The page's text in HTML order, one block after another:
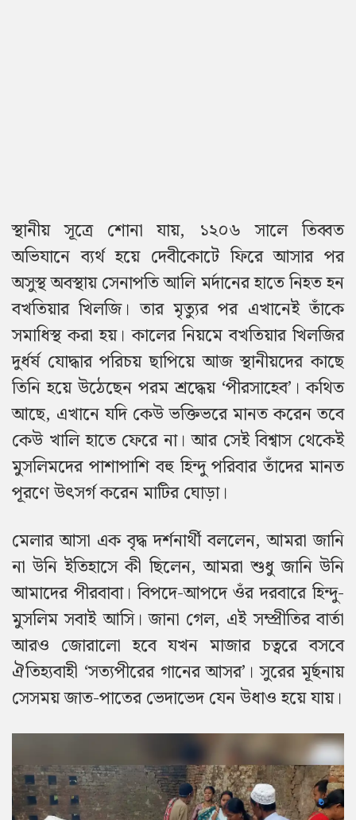
স্থানীয় সূত্রে শোনা যায়, ১২০৬ সালে তিব্বত
অভিযানে ব্যর্থ হয়ে দেবীকোটে ফিরে আসার পর
অসুস্থ অবস্থায় সেনাপতি আলি মর্দানের হাতে নিহত হন
বখতিয়ার খিলজি। তার মৃত্যুর পর এখানেই তাঁকে
সমাধিস্থ করা হয়। কালের নিয়মে বখতিয়ার খিলজির
দুর্ধর্ষ যোদ্ধার পরিচয় ছাপিয়ে আজ স্থানীয়দের কাছে
তিনি হয়ে উঠেছেন পরম শ্রদ্ধেয় ‘পীরসাহেব’। কথিত
আছে, এখানে যদি কেউ ভক্তিভরে মানত করেন তবে
কেউ খালি হাতে ফেরে না। আর সেই বিশ্বাস থেকেই
মুসলিমদের পাশাপাশি বহু হিন্দু পরিবার তাঁদের মানত
পূরণে উৎসর্গ করেন মাটির ঘোড়া।
মেলার আসা এক বৃদ্ধ দর্শনার্থী বললেন, আমরা জানি
না উনি ইতিহাসে কী ছিলেন, আমরা শুধু জানি উনি
আমাদের পীরবাবা। বিপদে-আপদে ওঁর দরবারে হিন্দু-
মুসলিম সবাই আসি। জানা গেল, এই সম্প্রীতির বার্তা
আরও জোরালো হবে যখন মাজার চত্বরে বসবে
ঐতিহ্যবাহী ‘সত্যপীরের গানের আসর’। সুরের মূর্ছনায়
সেসময় জাত-পাতের ভেদাভেদ যেন উধাও হয়ে যায়।